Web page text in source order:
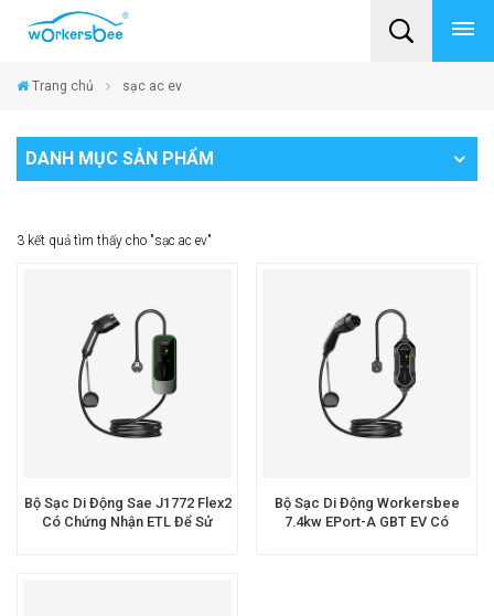
Trang chủ sạc ac ev
DANH MỤC SẢN PHẨM
3 kết quả tìm thấy cho "sạc ac ev"
Bộ Sạc Di Động Sae J1772 Flex2
Có Chứng Nhận ETL Để Sử
Bộ Sạc Di Động Workersbee
7.4kw EPort-A GBT EV Có